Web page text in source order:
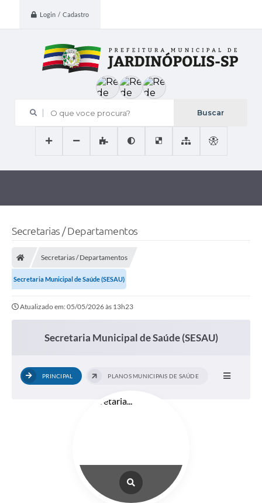
Login / Cadastro
O que voce procura?
Secretarias / Departamentos
Secretarias / Departamentos
Secretaria Municipal de Saúde (SESAU)
Atualizado em: 05/05/2026 às 13h23
Secretaria Municipal de Saúde (SESAU)
PRINCIPAL PLANOS MUNICIPAIS DE SAÚDE